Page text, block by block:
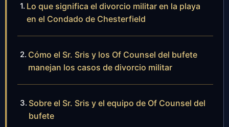
Lo que significa el divorcio militar en la playa
en el Condado de Chesterfield
Cómo el Sr. Sris y los Of Counsel del bufete
manejan los casos de divorcio militar
Sobre el Sr. Sris y el equipo de Of Counsel del
bufete